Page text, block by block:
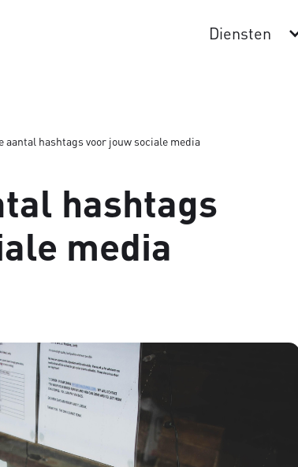
Diensten
aantal hashtags voor jouw sociale media
hashtags
media